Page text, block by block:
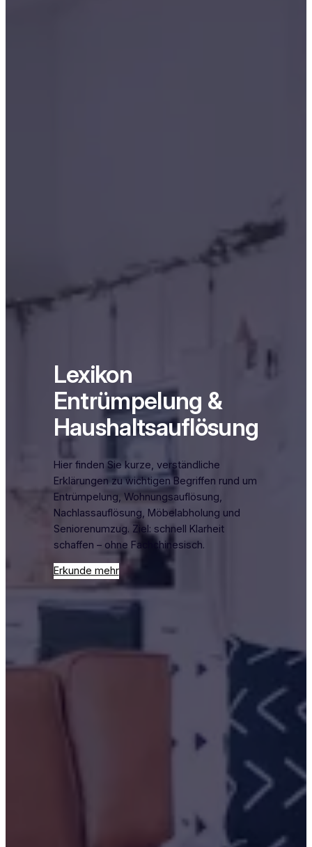
Lexikon
Entrümpelung &
Haushaltsauflösung
Hier finden Sie kurze, verständliche
Erklärungen zu wichtigen Begriffen rund um
Entrümpelung, Wohnungsauflösung,
Nachlassauflösung, Möbelabholung und
Seniorenumzug. Ziel: schnell Klarheit
schaffen – ohne Fachchinesisch.
Erkunde mehr